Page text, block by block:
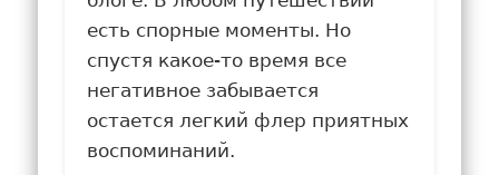
есть спорные моменты. Но
спустя какое-то время все
негативное забывается
остается легкий флер приятных
воспоминаний.